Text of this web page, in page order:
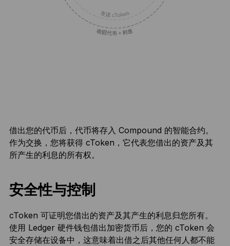
借出您的代币后，代币将存入 Compound 的智能合约。
作为交换，您将获得 cToken，它代表您借出的资产及其
所产生的利息的所有权。
安全性与控制
cToken 可证明您借出的资产及其产生的利息归您所有。
使用 Ledger 硬件钱包借出加密货币后，您的 cToken 会
安全存储在设备中，这意味着出借之后其他任何人都不能